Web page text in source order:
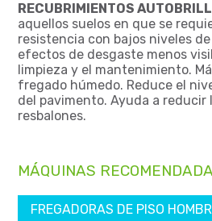
RECUBRIMIENTOS
aquellos suelos en que se
resistencia con bajos niveles
efectos de desgaste menos
limpieza y el mantenimiento.
fregado húmedo. Reduce el
del pavimento. Ayuda a reducir
resbalones.
MÁQUINAS
FREGADORAS DE PISO